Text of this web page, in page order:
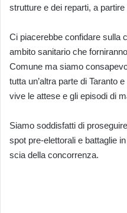
strutture e dei reparti, a
Ci piacerebbe confidare sulla
ambito sanitario che
Comune ma siamo
tutta un’altra parte di Taranto
vive le attese e gli episodi di
Siamo soddisfatti di
spot pre-elettorali e battaglie
scia della concorrenza.